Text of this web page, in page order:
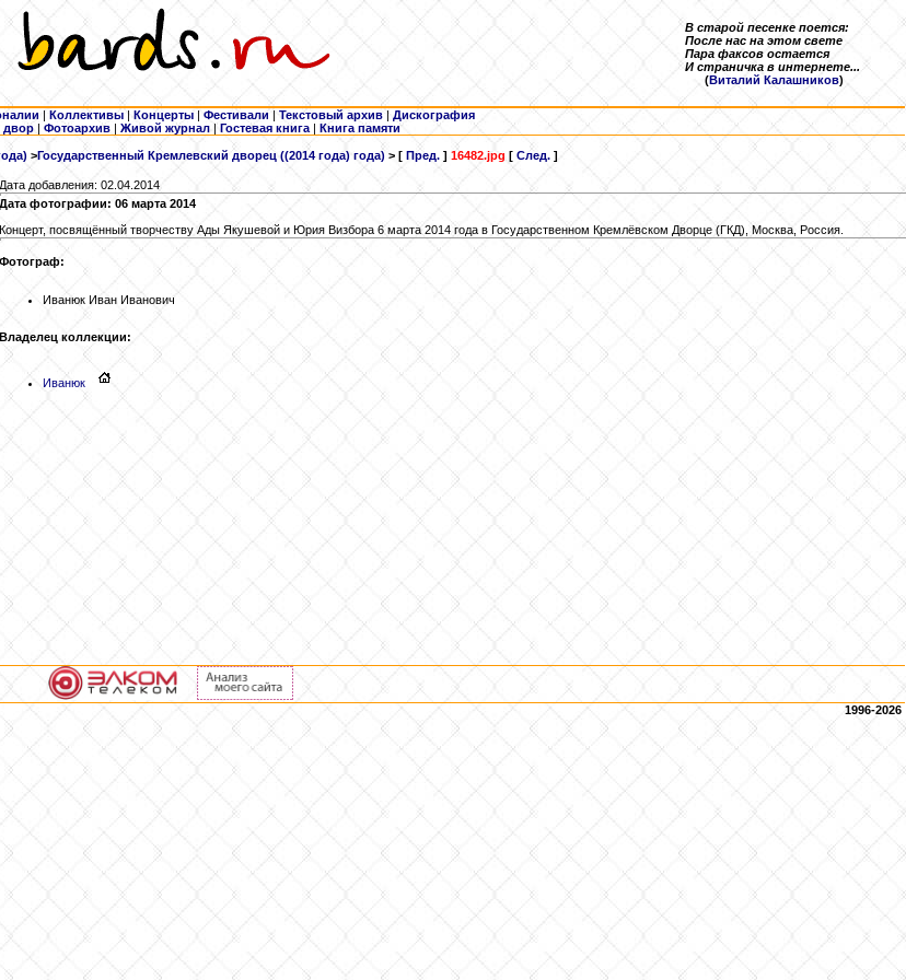
В старой песенке поется:
После нас на этом свете
Пара факсов остается
И страничка в интернете...
(Виталий Калашников)
| Коллективы | Концерты | Фестивали | Текстовый архив | Дискография
двор | Фотоархив | Живой журнал |Гостевая книга | Книга памяти
>Государственный Кремлевский дворец ((2014 года) года) > [ Пред. ] 16482.jpg [ След. ]
Дата добавления: 02.04.2014
Дата фотографии: 06 марта 2014
Концерт, посвящённый творчеству Ады Якушевой и Юрия Визбора 6 марта 2014 года в Государственном Кремлёвском Дворце (ГКД), Москва, Россия.
Фотограф:
Иванюк Иван Иванович
Владелец коллекции:
Иванюк
1996-2026